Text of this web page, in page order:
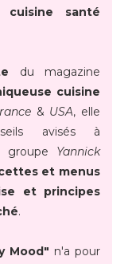
cuisine santé
du magazine
cuisine
& USA, elle
avisés à
Yannick
et menus
et principes
.
Mood" n'a pour